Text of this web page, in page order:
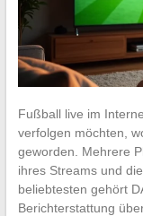
Fußball live im
verfolgen möchten,
geworden. Mehrere
ihres Streams und
beliebtesten gehört
Berichterstattung